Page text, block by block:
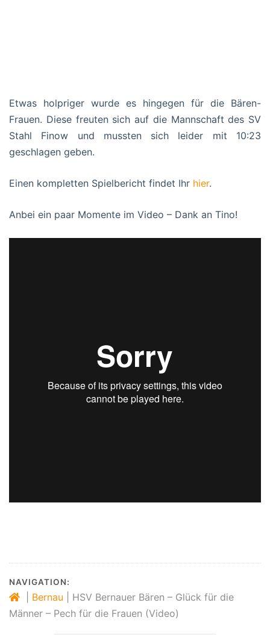
Etwas holpriger wurde es hingegen für die Bären-
Frauen. Diese freuten sich auf die Mannschaft des SV
Stahl Finow und mussten sich leider mit 10:23
geschlagen geben.
Einen kompletten Spielbericht findet Ihr hier.
Anbei ein paar Momente im Video – Dank an Tino!
NAVIGATION:
Bernau
HSV Bernauer Bären – Glück für die
Männer – Pech für die Frauen (Video)